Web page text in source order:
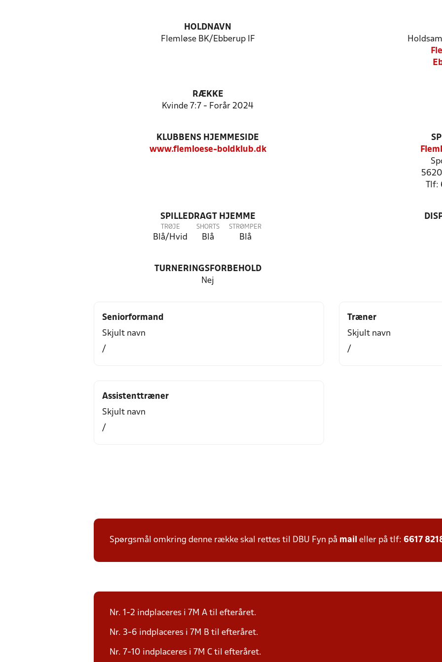
HOLDNAVN
Flemløse BK/Ebberup IF
RÆKKE
Kvinde 7:7 - Forår 2024
KLUBBENS HJEMMESIDE
www.flemloese-boldklub.dk
SPILLEDRAGT HJEMME
TRØJE
Blå/Hvid
SHORTS
Blå
STRØMPER
Blå
TURNERINGSFORBEHOLD
Nej
Seniorformand
Skjult navn
/
Træner
Skjult navn
/
Assistenttræner
Skjult navn
/
Spørgsmål omkring denne række skal rettes til DBU Fyn på mail eller på tlf: 6617
Nr. 1-2 indplaceres i 7M A til efteråret.
Nr. 3-6 indplaceres i 7M B til efteråret.
Nr. 7-10 indplaceres i 7M C til efteråret.